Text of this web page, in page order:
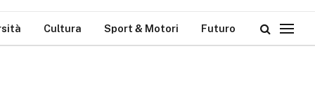
Cultura Sport & Motori Futuro